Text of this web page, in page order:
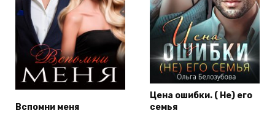
Вспомни меня
Цена ошибки. ( Не) его
семья